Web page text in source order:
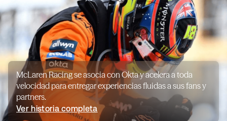
McLaren Racing se asocia con Okta y acelera a toda
velocidad para entregar experiencias fluidas a sus fans y
partners.
Ver historia completa